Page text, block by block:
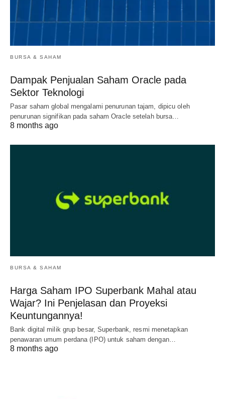
BURSA & SAHAM
Dampak Penjualan Saham Oracle pada
Sektor Teknologi
Pasar saham global mengalami penurunan tajam, dipicu oleh
penurunan signifikan pada saham Oracle setelah bursa…
8 months ago
BURSA & SAHAM
Harga Saham IPO Superbank Mahal atau
Wajar? Ini Penjelasan dan Proyeksi
Keuntungannya!
Bank digital milik grup besar, Superbank, resmi menetapkan
penawaran umum perdana (IPO) untuk saham dengan…
8 months ago